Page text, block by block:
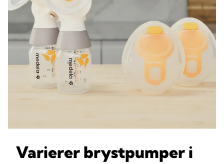
Varierer brystpumper i